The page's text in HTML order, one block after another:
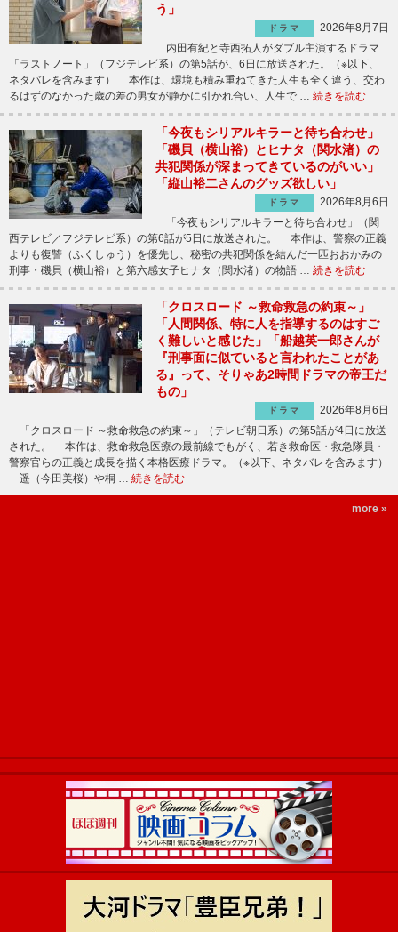
う」
ドラマ
2026年8月7日
内田有紀と寺西拓人がダブル主演するドラマ
「ラストノート」（フジテレビ系）の第5話が、6日に放送された。（※以下、
ネタバレを含みます） 本作は、環境も積み重ねてきた人生も全く違う、交わ
るはずのなかった歳の差の男女が静かに引かれ合い、人生で … 続きを読む
「今夜もシリアルキラーと待ち合わせ」
「磯貝（横山裕）とヒナタ（関水渚）の
共犯関係が深まってきているのがいい」
「縦山裕二さんのグッズ欲しい」
ドラマ
2026年8月6日
「今夜もシリアルキラーと待ち合わせ」（関
西テレビ／フジテレビ系）の第6話が5日に放送された。 本作は、警察の正義
よりも復讐（ふくしゅう）を優先し、秘密の共犯関係を結んだ一匹おおかみの
刑事・磯貝（横山裕）と第六感女子ヒナタ（関水渚）の物語 … 続きを読む
「クロスロード ～救命救急の約束～」
「人間関係、特に人を指導するのはすご
く難しいと感じた」「船越英一郎さんが
『刑事面に似ていると言われたことがあ
る』って、そりゃあ2時間ドラマの帝王だ
もの」
ドラマ
2026年8月6日
「クロスロード ～救命救急の約束～」（テレビ朝日系）の第5話が4日に放送
された。 本作は、救命救急医療の最前線でもがく、若き救命医・救急隊員・
警察官らの正義と成長を描く本格医療ドラマ。（※以下、ネタバレを含みます）
遥（今田美桜）や桐 … 続きを読む
more »